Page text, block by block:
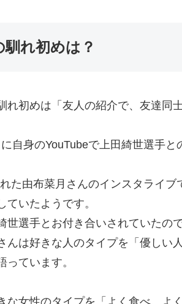
れ初めは？
れ初めは「友人の紹介で、友達同
自身のYouTubeで上田綺世選手と
た由布菜月さんのインスタライブ
ていたようです。
選手とお付き合いされていたので
んは好きな人のタイプを「優しい
ています。